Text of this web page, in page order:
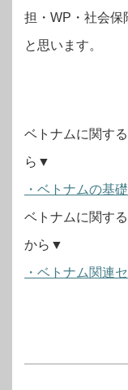
担・WP・社会保
と思います。
ベトナムに関す
ら▼
・ベトナムの基
ベトナムに関す
から▼
・ベトナム関連